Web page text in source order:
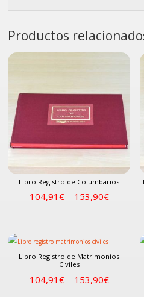
Productos
Libro Registro de Columbarios
104,91 €– 153,90€
Libro Registro de Matrimonios
Civiles
104,91 €– 153,90€